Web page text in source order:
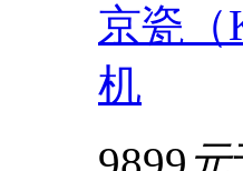
京瓷（
机